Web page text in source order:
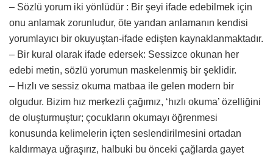
– Sözlü yorum iki yönlüdür : Bir şeyi ifade edebilmek için
onu anlamak zorunludur, öte yandan anlamanın kendisi
yorumlayıcı bir okuyuştan-ifade edişten kaynaklanmaktadır.
– Bir kural olarak ifade edersek: Sessizce okunan her
edebi metin, sözlü yorumun maskelenmiş bir şeklidir.
– Hızlı ve sessiz okuma matbaa ile gelen modern bir
olgudur. Bizim hız merkezli çağımız, ‘hızlı okuma’ özelliğini
de oluşturmuştur; çocukların okumayı öğrenmesi
konusunda kelimelerin içten seslendirilmesini ortadan
kaldırmaya uğraşırız, halbuki bu önceki çağlarda gayet